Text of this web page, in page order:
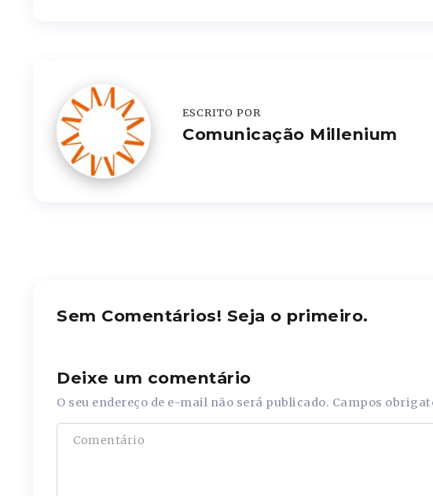
ESCRITO POR
Comunicação Millenium
Sem Comentários! Seja o primeiro.
Deixe um comentário
O seu endereço de e-mail não será publicado. Campos